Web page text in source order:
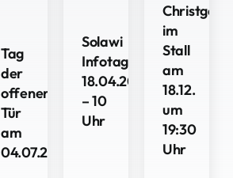
Tag
der
offenen
Tür
am
04.07.2026
Solawi
Infotag
18.04.2026
– 10
Uhr
im
Stall
am
18.12.
um
19:30
Uhr